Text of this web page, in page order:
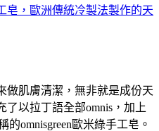
皂，歐洲傳統冷製法製作的天
做肌膚清潔，無非就是成份天
以拉丁語全部omnis，加上
的omnisgreen歐米綠手工皂。